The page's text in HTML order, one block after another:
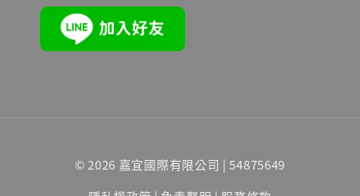
© 2026 嘉宜國際有限公司 | 54875649